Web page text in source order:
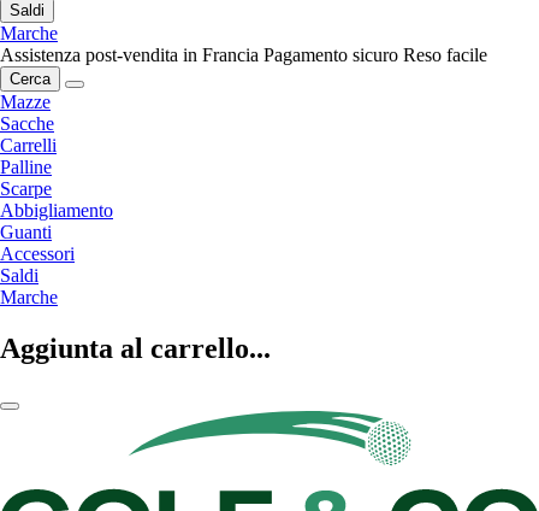
Saldi
Marche
Assistenza post-vendita in Francia Pagamento sicuro Reso facile
Cerca
Mazze
Sacche
Carrelli
Palline
Scarpe
Abbigliamento
Guanti
Accessori
Saldi
Marche
Aggiunta al carrello...